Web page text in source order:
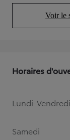
Voir le
Horaires
Lundi-Vendredi
Samedi